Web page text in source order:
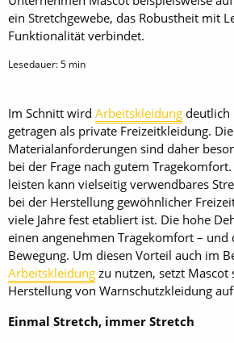
ein Stretchgewebe, das Robustheit mit
Funktionalität verbindet.
Lesedauer:5 min
Im Schnitt wird Arbeitskleidung deutlich
getragen als private Freizeitkleidung. Die
Materialanforderungen sind daher
bei der Frage nach gutem
leisten kann vielseitig verwendbares
bei der Herstellung gewöhnlicher
viele Jahre fest etabliert ist. Die hohe
einen angenehmen Tragekomfort –
Bewegung. Um diesen Vorteil auch im
Arbeitskleidung zu nutzen, setzt Mascot
Herstellung von Warnschutzkleidung
Einmal Stretch, immer Stretch